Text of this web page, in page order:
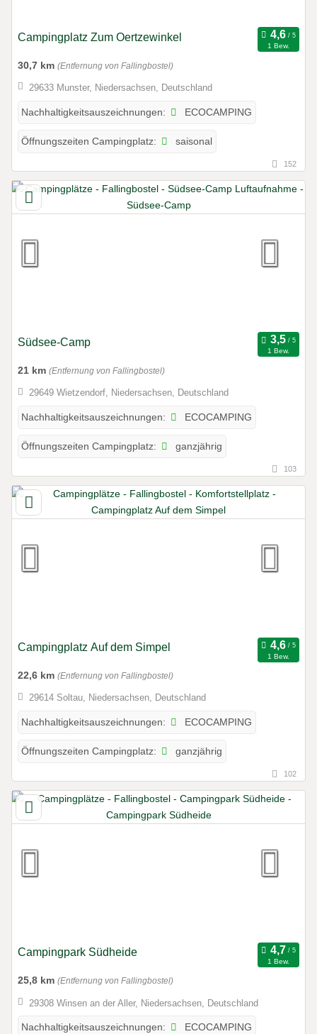
Campingplatz Zum Oertzewinkel
1 Bew.
30,7 km (Entfernung von Fallingbostel)
29633 Munster, Niedersachsen, Deutschland
Nachhaltigkeitsauszeichnungen: ECOCAMPING
Öffnungszeiten Campingplatz: saisonal
152
Südsee-Camp
1 Bew.
21 km (Entfernung von Fallingbostel)
29649 Wietzendorf, Niedersachsen, Deutschland
Nachhaltigkeitsauszeichnungen: ECOCAMPING
Öffnungszeiten Campingplatz: ganzjährig
103
Campingplatz Auf dem Simpel
1 Bew.
22,6 km (Entfernung von Fallingbostel)
29614 Soltau, Niedersachsen, Deutschland
Nachhaltigkeitsauszeichnungen: ECOCAMPING
Öffnungszeiten Campingplatz: ganzjährig
102
Campingpark Südheide
1 Bew.
25,8 km (Entfernung von Fallingbostel)
29308 Winsen an der Aller, Niedersachsen, Deutschland
Nachhaltigkeitsauszeichnungen: ECOCAMPING